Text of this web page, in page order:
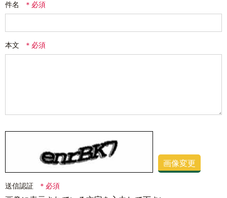
件名
本文
画像変更
送信認証